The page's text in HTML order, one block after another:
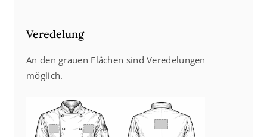
Veredelung
An den grauen Flächen sind Veredelungen
möglich.